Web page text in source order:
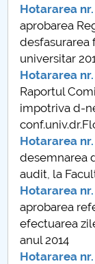
Români de
Senate
Faculties
Studenți
Ghiduri pentru
Public relations
International
PNRR
Hotararea nr.
aprobarea
desfasurarea
universitar
Hotararea nr.
Raportul
impotriva d-
Hotararea nr.
desemnarea
audit, la
Hotararea nr.
aprobarea
efectuarea
anul 2014
Hotararea nr.